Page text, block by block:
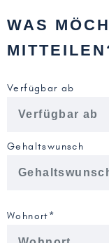
WAS
Verfügbar ab
Gehaltswunsch
Wohnort*